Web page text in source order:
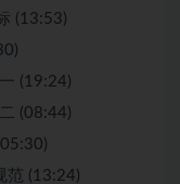
(13:53)
(19:24)
(08:44)
范 (13:24)